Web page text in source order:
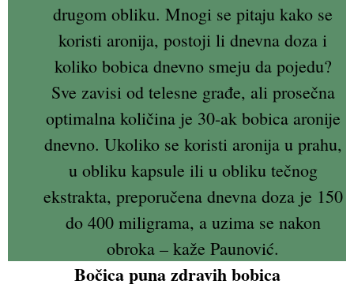
drugom obliku. Mnogi se pitaju kako se
koristi aronija, postoji li dnevna doza i
koliko bobica dnevno smeju da pojedu?
Sve zavisi od telesne građe, ali prosečna
optimalna količina je 30-ak bobica aronije
dnevno. Ukoliko se koristi aronija u prahu,
u obliku kapsule ili u obliku tečnog
ekstrakta, preporučena dnevna doza je 150
do 400 miligrama, a uzima se nakon
obroka – kaže Paunović.
Bočica puna zdravih bobica